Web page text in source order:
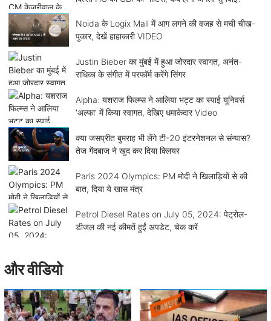
Noida के Logix Mall में आग लगने की वजह से मची चीख-
पुकार, देखें हाहाकारी VIDEO
Justin Bieber का मुंबई में हुआ जोरदार स्वागत, अनंत-
राधिका के संगीत में परफॉर्म करेंगे सिंगर
Alpha: यशराज फिल्म्स ने आलिया भट्ट का स्पाई यूनिवर्स
'अल्फा' में किया स्वागत, देखिए धमाकेदार Video
क्या जसप्रीत बुमराह भी लेंगे टी-20 इंटरनेशनल से संन्यास?
तेज गेंदबाज ने खुद कर दिया क्लियर
Paris 2024 Olympics: PM मोदी ने खिलाड़ियों से की
बात, दिया ये खास मंत्र
Petrol Diesel Rates on July 05, 2024: पेट्रोल-
डीजल की नई कीमतें हुईं अपडेट, चेक करें
और वीडियो